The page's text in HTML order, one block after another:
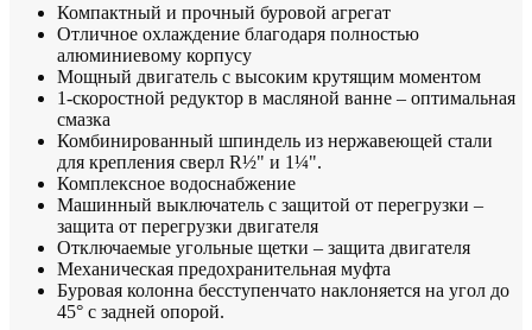
Компактный и прочный буровой агрегат
Отличное охлаждение благодаря полностью
алюминиевому корпусу
Мощный двигатель с высоким крутящим моментом
1-скоростной редуктор в масляной ванне – оптимальная
смазка
Комбинированный шпиндель из нержавеющей стали
для крепления сверл R½" и 1¼".
Комплексное водоснабжение
Машинный выключатель с защитой от перегрузки –
защита от перегрузки двигателя
Отключаемые угольные щетки – защита двигателя
Механическая предохранительная муфта
Буровая колонна бесступенчато наклоняется на угол до
45° с задней опорой.